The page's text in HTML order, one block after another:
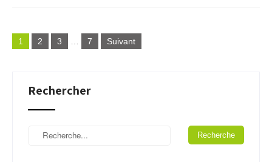
Pagination
des
1 2 3 7 Suivant
Rechercher